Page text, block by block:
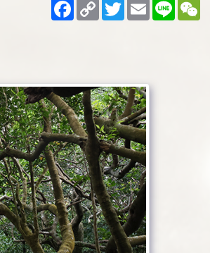
Facebook
Copy
Link
TwitterEmailLine